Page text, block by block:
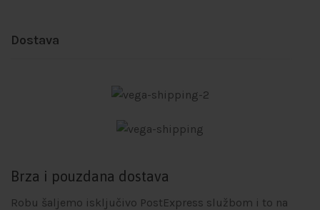
Dostava
Brza i pouzdana dostava
Robu šaljemo isključivo PostExpress službom i to na